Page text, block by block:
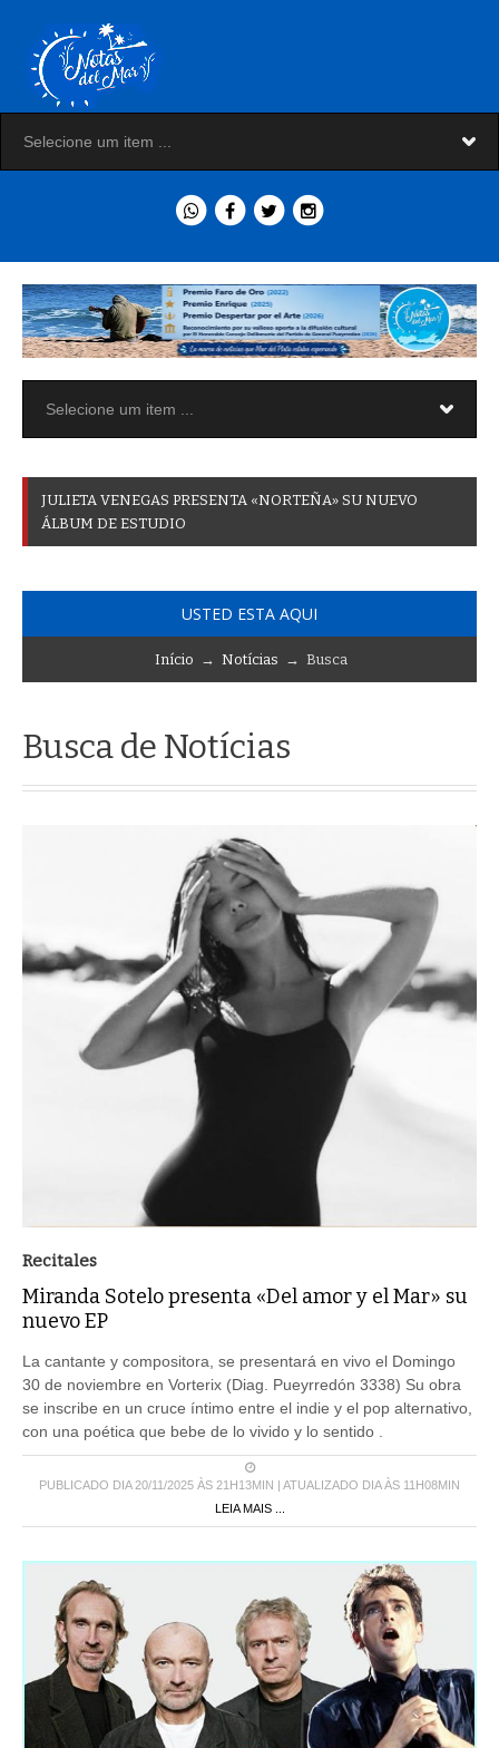
JULIETA VENEGAS PRESENTA «NORTEÑA» SU NUEVO
ÁLBUM DE ESTUDIO
USTED ESTA AQUI
Início → Notícias → Busca
Busca de Notícias
Recitales
Miranda Sotelo presenta «Del amor y el Mar» su
nuevo EP
La cantante y compositora, se presentará en vivo el Domingo
30 de noviembre en Vorterix (Diag. Pueyrredón 3338) Su obra
se inscribe en un cruce íntimo entre el indie y el pop alternativo,
con una poética que bebe de lo vivido y lo sentido .
PUBLICADO DIA 20/11/2025 ÀS 21H13MIN | ATUALIZADO DIA ÀS 11H08MIN
LEIA MAIS ...